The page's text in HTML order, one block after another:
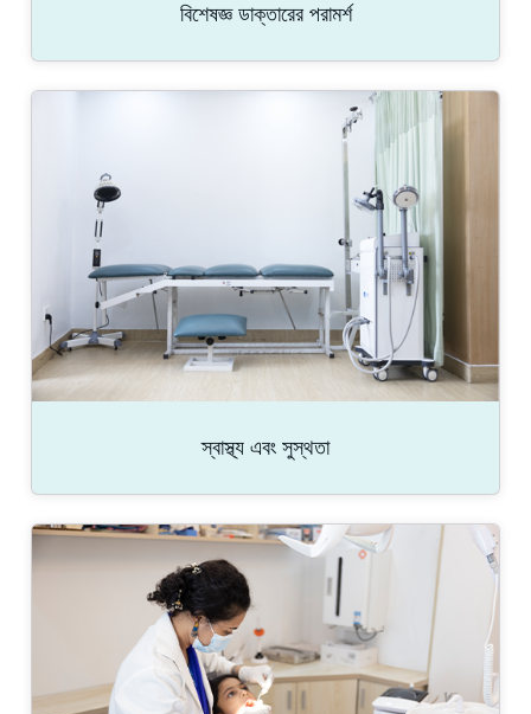
বিশেষজ্ঞ ডাক্তারের পরামর্শ
স্বাস্থ্য এবং সুস্থতা